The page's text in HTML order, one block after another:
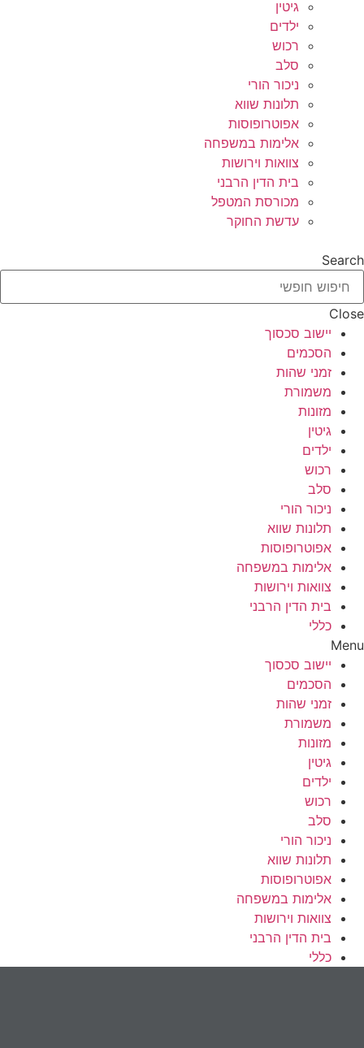
גיטין
ילדים
רכוש
סלב
ניכור הורי
תלונות שווא
אפוטרופוסות
אלימות במשפחה
צוואות וירושות
בית הדין הרבני
מכורסת המטפל
עדשת החוקר
Search
Close
יישוב סכסוך
הסכמים
זמני שהות
משמורת
מזונות
גיטין
ילדים
רכוש
סלב
ניכור הורי
תלונות שווא
אפוטרופוסות
אלימות במשפחה
צוואות וירושות
בית הדין הרבני
כללי
Menu
יישוב סכסוך
הסכמים
זמני שהות
משמורת
מזונות
גיטין
ילדים
רכוש
סלב
ניכור הורי
תלונות שווא
אפוטרופוסות
אלימות במשפחה
צוואות וירושות
בית הדין הרבני
כללי